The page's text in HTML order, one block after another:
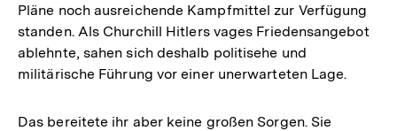
Pläne noch ausreichende Kampfmittel zur Verfügung
standen. Als Churchill Hitlers vages Friedensangebot
ablehnte, sahen sich deshalb politisehe und
militärische Führung vor einer unerwarteten Lage.
Das bereitete ihr aber keine großen Sorgen. Sie